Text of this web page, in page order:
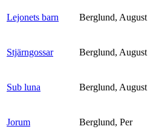
Lejonets barn Berglund, August
Stjärngossar Berglund, August
Sub luna Berglund, August
Jorum Berglund, Per